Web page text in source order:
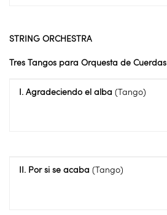
STRING ORCHESTRA
Tres Tangos para Orquesta de Cuerdas
I. Agradeciendo el alba (Tango)
II. Por si se acaba (Tango)